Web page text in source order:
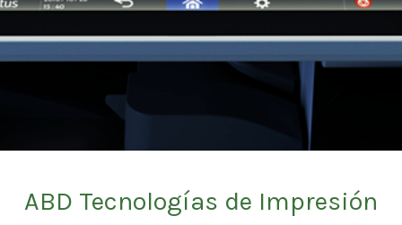
ABD Tecnologías de Impresión